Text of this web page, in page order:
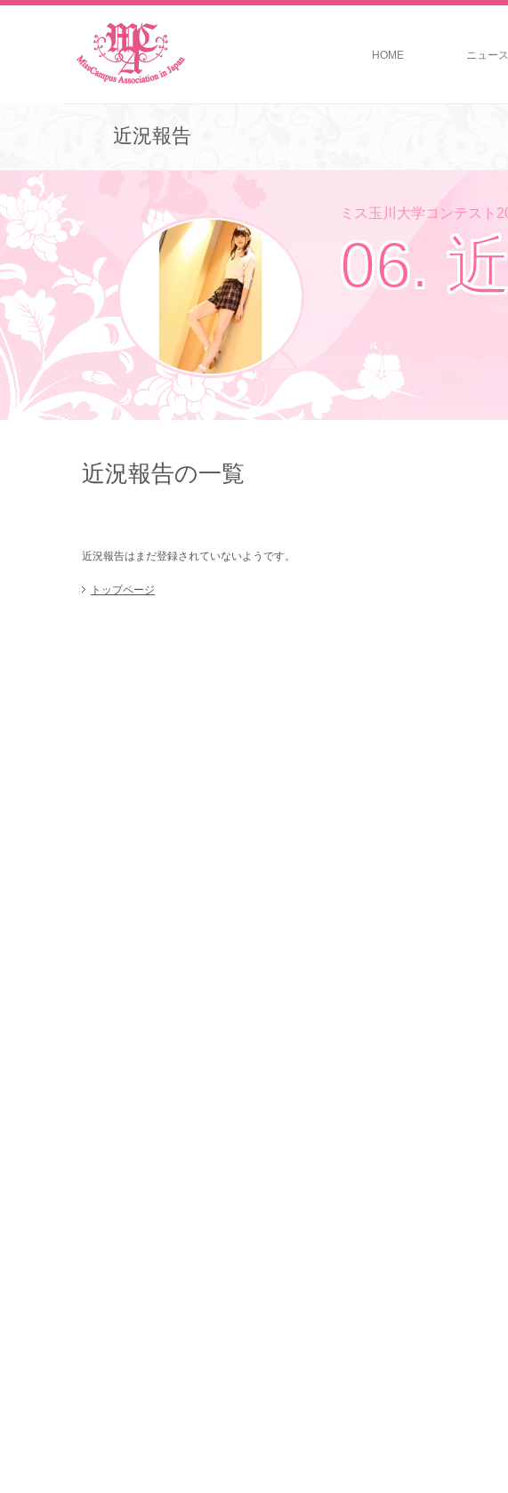
HOME ニュース
近況報告
ミス玉川大学コンテスト
06.
近況報告の一覧
近況報告はまだ登録されていないようです。
トップページ